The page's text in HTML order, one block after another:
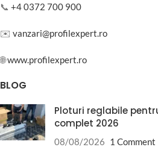
📞 +4 0372 700 900
✉️ vanzari@profilexpert.ro
🌐www.profilexpert.ro
BLOG
Ploturi reglabile
complet 2026
08/08/2026 1 Comment